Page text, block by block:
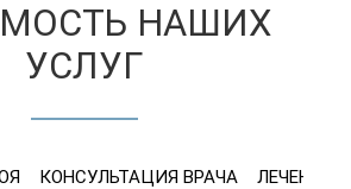
НАШИХ
УСЛУГ
КОНСУЛЬТАЦИЯ ВРАЧА ЛЕЧЕНИЕ